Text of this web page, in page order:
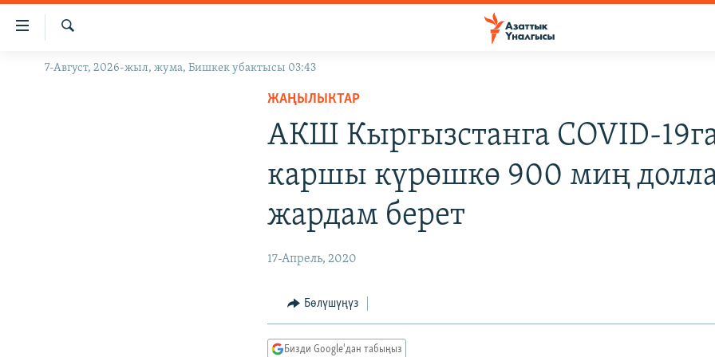
Линктер
Мазмунга
Навигацияга
ЖАҢЫЛЫКТАР
Издөө
7-Август, 2026-жыл, жума, Бишкек убактысы 03:43
ЖАҢЫЛЫКТАР
АКШ Кыргызстанга COVID-
каршы күрөшкө 900 миң
жардам берет
17-Апрель, 2020
Бөлүшүңүз
Бизди Google'дан табыңыз